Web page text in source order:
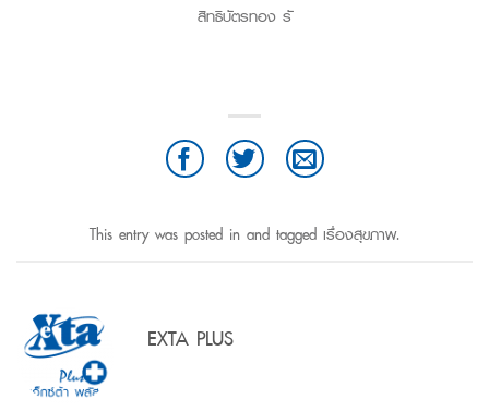
สิทธิบัตรทอง รั
This entry was posted in and tagged เรื่องสุขภาพ.
EXTA PLUS